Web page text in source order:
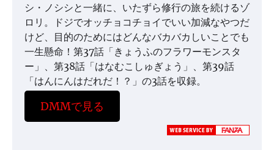
シ・ノシシと一緒に、いたずら修行の旅を続けるゾ
ロリ。ドジでオッチョコチョイでいい加減なやつだ
けど、目的のためにはどんなバカバカしいことでも
一生懸命！第37話「きょうふのフラワーモンスタ
ー」、第38話「はなむこしゅぎょう」、第39話
「はんにんはだれだ！？」の3話を収録。
DMMで見る